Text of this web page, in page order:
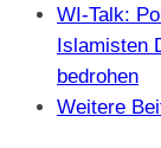
WI-Talk:
Islamisten
bedrohen
Weitere